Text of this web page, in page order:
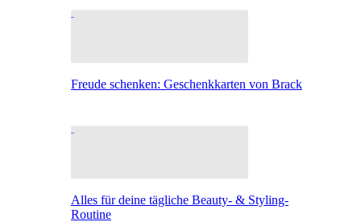
Freude schenken: Geschenkkarten von Brack
Alles für deine tägliche Beauty- & Styling-
Routine